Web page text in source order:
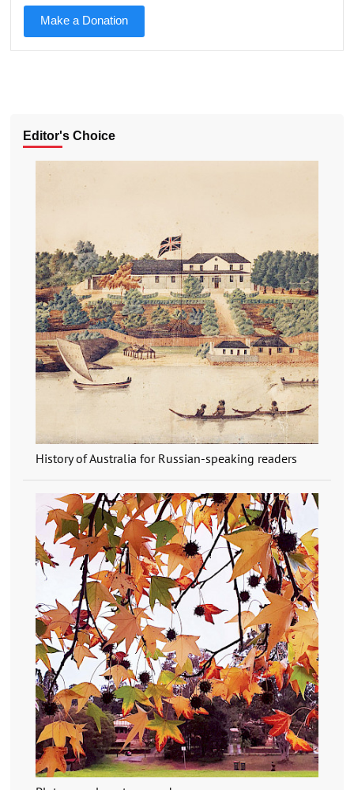
Make a Donation
Editor's Choice
History of Australia for Russian-speaking readers